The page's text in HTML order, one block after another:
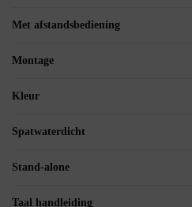
Met afstandsbediening
Montage
Kleur
Spatwaterdicht
Stand-alone
Taal handleiding